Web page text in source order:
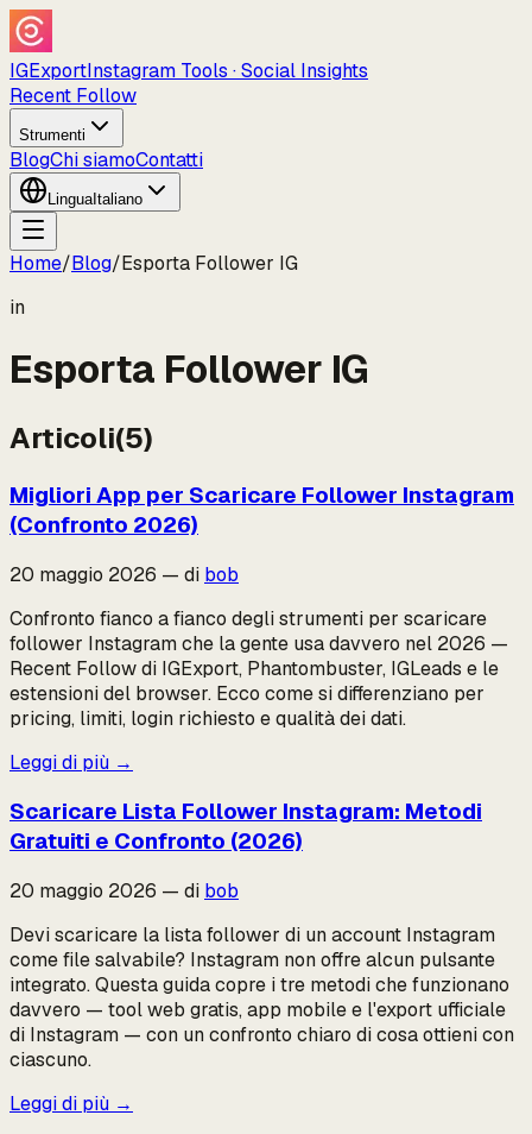
IGExportInstagram Tools · Social Insights
Recent Follow
Strumenti
BlogChi siamoContatti
LinguaItaliano
Home/Blog/Esporta Follower IG
in
Esporta Follower IG
Articoli(5)
Migliori App per Scaricare Follower Instagram
(Confronto 2026)
20 maggio 2026 — di bob
Confronto fianco a fianco degli strumenti per scaricare
follower Instagram che la gente usa davvero nel 2026 —
Recent Follow di IGExport, Phantombuster, IGLeads e le
estensioni del browser. Ecco come si differenziano per
pricing, limiti, login richiesto e qualità dei dati.
Leggi di più →
Scaricare Lista Follower Instagram: Metodi
Gratuiti e Confronto (2026)
20 maggio 2026 — di bob
Devi scaricare la lista follower di un account Instagram
come file salvabile? Instagram non offre alcun pulsante
integrato. Questa guida copre i tre metodi che funzionano
davvero — tool web gratis, app mobile e l'export ufficiale
di Instagram — con un confronto chiaro di cosa ottieni con
ciascuno.
Leggi di più →